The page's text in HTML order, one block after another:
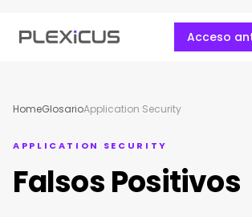
Acceso
HomeGlosarioApplication Security
APPLICATION SECURITY
Falsos Positivos